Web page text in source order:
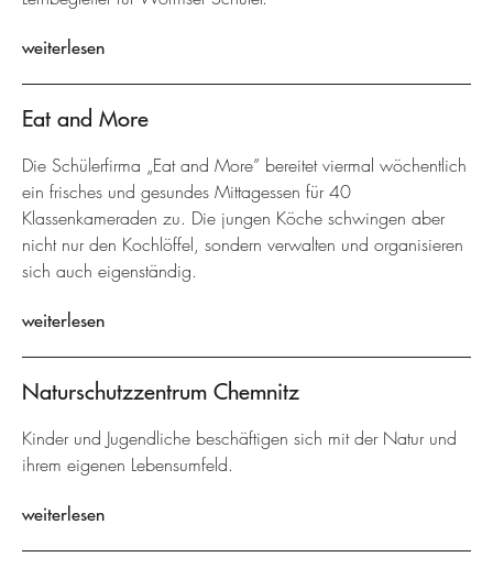
weiterlesen
Eat and More
Die Schülerfirma „Eat and More” bereitet viermal wöchentlich
ein frisches und gesundes Mittagessen für 40
Klassenkameraden zu. Die jungen Köche schwingen aber
nicht nur den Kochlöffel, sondern verwalten und organisieren
sich auch eigenständig.
weiterlesen
Naturschutzzentrum Chemnitz
Kinder und Jugendliche beschäftigen sich mit der Natur und
ihrem eigenen Lebensumfeld.
weiterlesen